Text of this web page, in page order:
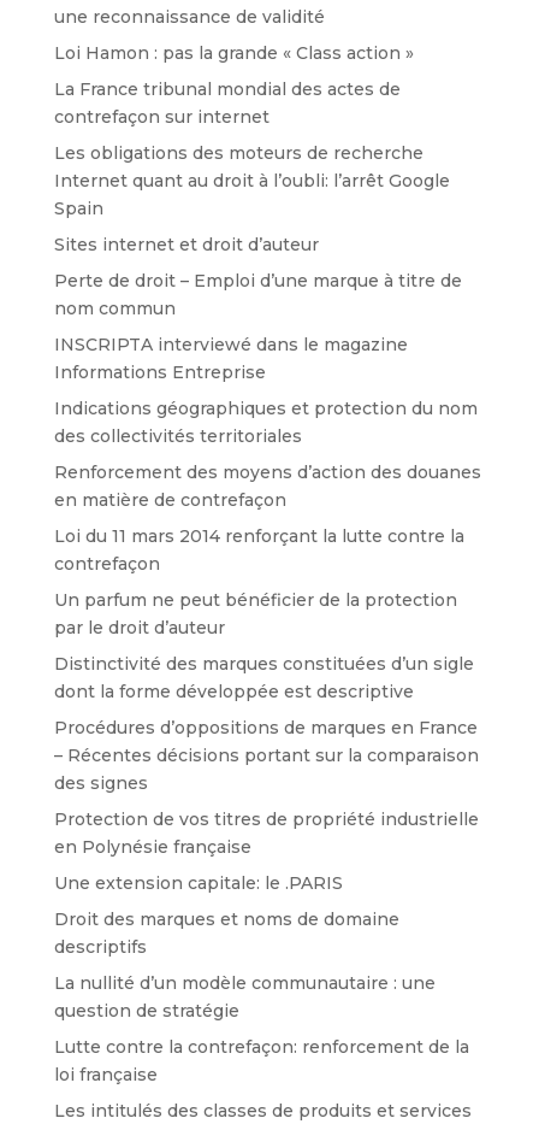
une reconnaissance de validité
Loi Hamon : pas la grande « Class action »
La France tribunal mondial des actes de
contrefaçon sur internet
Les obligations des moteurs de recherche
Internet quant au droit à l’oubli: l’arrêt Google
Spain
Sites internet et droit d’auteur
Perte de droit – Emploi d’une marque à titre de
nom commun
INSCRIPTA interviewé dans le magazine
Informations Entreprise
Indications géographiques et protection du nom
des collectivités territoriales
Renforcement des moyens d’action des douanes
en matière de contrefaçon
Loi du 11 mars 2014 renforçant la lutte contre la
contrefaçon
Un parfum ne peut bénéficier de la protection
par le droit d’auteur
Distinctivité des marques constituées d’un sigle
dont la forme développée est descriptive
Procédures d’oppositions de marques en France
– Récentes décisions portant sur la comparaison
des signes
Protection de vos titres de propriété industrielle
en Polynésie française
Une extension capitale: le .PARIS
Droit des marques et noms de domaine
descriptifs
La nullité d’un modèle communautaire : une
question de stratégie
Lutte contre la contrefaçon: renforcement de la
loi française
Les intitulés des classes de produits et services